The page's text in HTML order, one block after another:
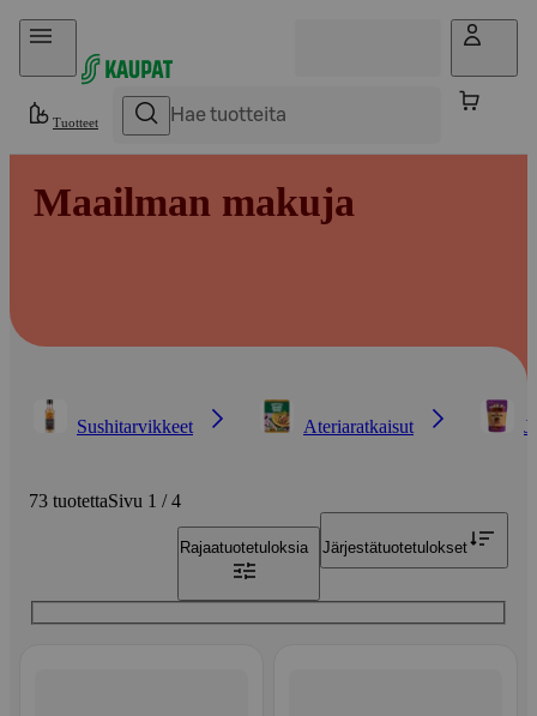
Hyppää sisältöön
Tuotteet
Maailman makuja
Sushitarvikkeet Ateriaratkaisut
73 tuotettaSivu 1 / 4
Rajaatuotetuloksia Järjestätuotetulokset